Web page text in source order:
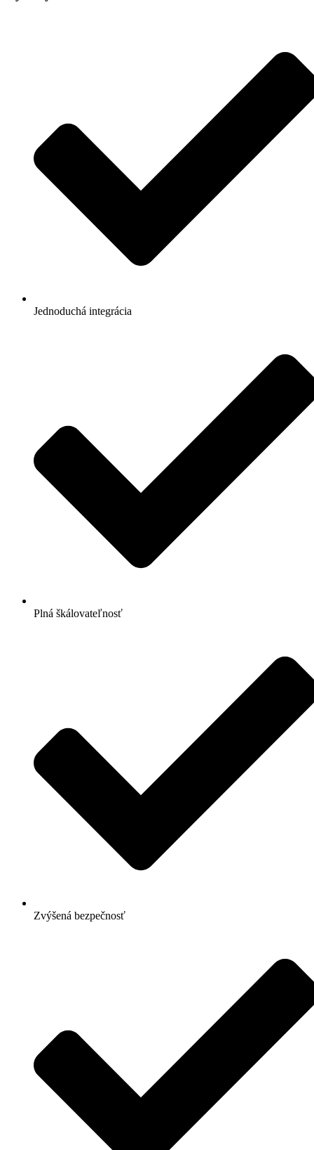
Jednoduchá integrácia
Plná škálovateľnosť
Zvýšená bezpečnosť